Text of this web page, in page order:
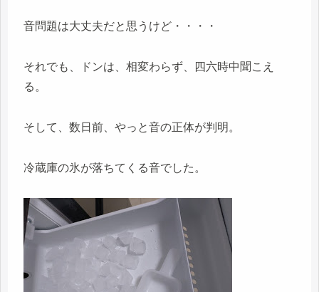
音問題は大丈夫だと思うけど・・・・
それでも、ドンは、相変わらず、四六時中聞こえ
る。
そして、数日前、やっと音の正体が判明。
冷蔵庫の氷が落ちてくる音でした。